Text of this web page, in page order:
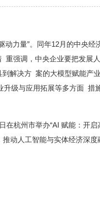
力量”。同年12月的中央经
重强调，中央企业要把发展
解决方 案的大模型赋能产
级与应用拓展等多方面 措
在杭州市举办“AI 赋能：开启
动人工智能与实体经济深度